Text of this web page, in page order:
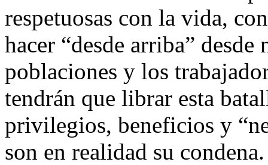
respetuosas con la vida,
hacer “desde arriba”
poblaciones y los
tendrán que librar esta
privilegios, beneficios y
son en realidad su condena.